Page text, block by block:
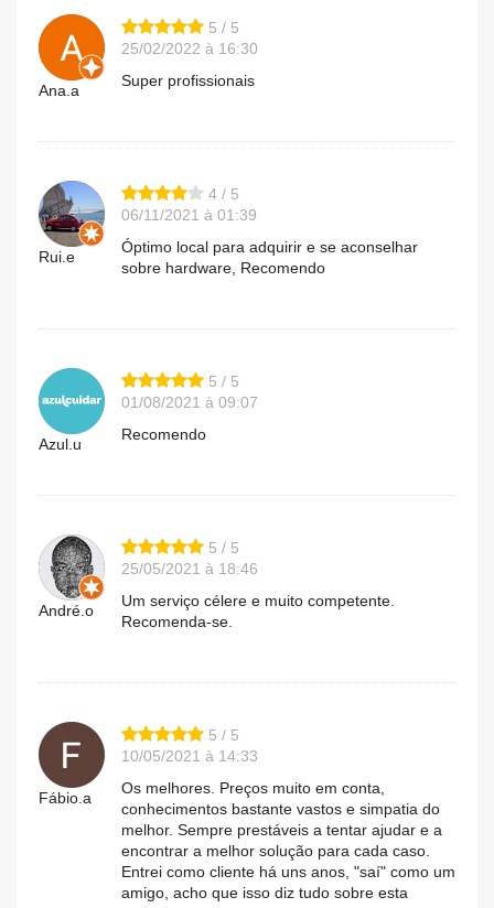
Ana.a
5 / 5
25/02/2022 à 16:30
Super profissionais
Rui.e
4 / 5
06/11/2021 à 01:39
Óptimo local para adquirir e se aconselhar
sobre hardware, Recomendo
Azul.u
5 / 5
01/08/2021 à 09:07
Recomendo
André.o
5 / 5
25/05/2021 à 18:46
Um serviço célere e muito competente.
Recomenda-se.
Fábio.a
5 / 5
10/05/2021 à 14:33
Os melhores. Preços muito em conta,
conhecimentos bastante vastos e simpatia do
melhor. Sempre prestáveis a tentar ajudar e a
encontrar a melhor solução para cada caso.
Entrei como cliente há uns anos, "saí" como um
amigo, acho que isso diz tudo sobre esta